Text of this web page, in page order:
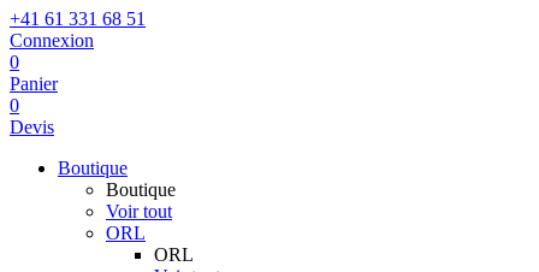
+41 61 331 68 51
Connexion
0
Panier
0
Devis
Boutique
Boutique
Voir tout
ORL
ORL